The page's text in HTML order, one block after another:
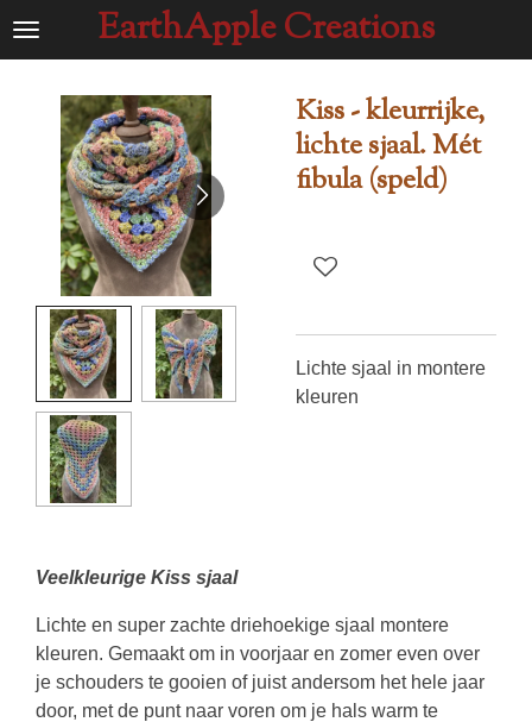
Ga
hoofdinhoud
EarthApple Creations
Kiss - kleurrijke,
lichte sjaal. Mét
fibula (speld)
Lichte sjaal in montere
kleuren
Veelkleurige Kiss sjaal
Lichte en super zachte driehoekige sjaal montere
kleuren. Gemaakt om in voorjaar en zomer even over
je schouders te gooien of juist andersom het hele jaar
door, met de punt naar voren om je hals warm te